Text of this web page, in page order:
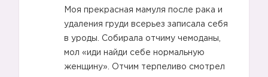
Моя прекрасная мамуля после рака и
удаления груди всерьез записала себя
в уроды. Собирала отчиму чемоданы,
мол «иди найди себе нормальную
женщину». Отчим терпеливо смотрел